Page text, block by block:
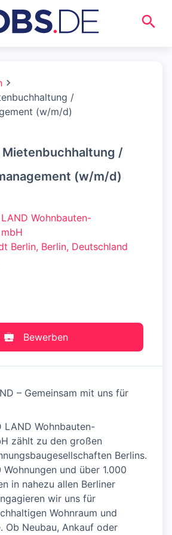
/
(w/m/d)
Mietenbuchhaltung /
(w/m/d)
Wohnbauten-
Berlin, Berlin, Deutschland
Bewerben
– Gemeinsam mit uns für
LAND Wohnbauten-
zählt zu den großen
Berlins.
und über 1.000
in nahezu allen Berliner
wir uns für
Wohnraum und
Ob Neubau, Ankauf oder